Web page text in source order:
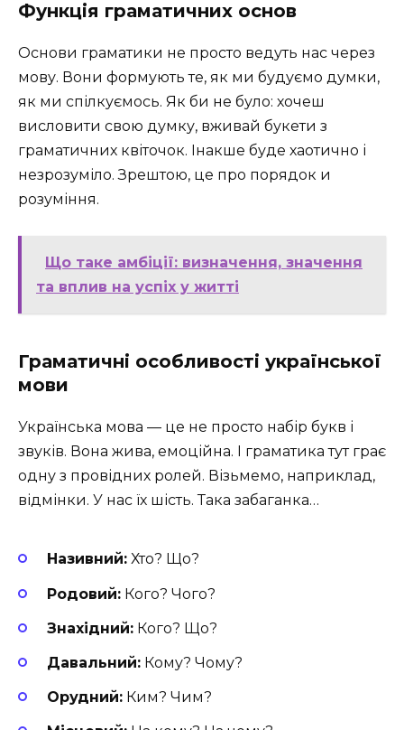
Функція граматичних основ
Основи граматики не просто ведуть нас через
мову. Вони формують те, як ми будуємо думки,
як ми спілкуємось. Як би не було: хочеш
висловити свою думку, вживай букети з
граматичних квіточок. Інакше буде хаотично і
незрозуміло. Зрештою, це про порядок и
розуміння.
Що таке амбіції: визначення, значення
та вплив на успіх у житті
Граматичні особливості української
мови
Українська мова — це не просто набір букв і
звуків. Вона жива, емоційна. І граматика тут грає
одну з провідних ролей. Візьмемо, наприклад,
відмінки. У нас їх шість. Така забаганка…
Називний: Хто? Що?
Родовий: Кого? Чого?
Знахідний: Кого? Що?
Давальний: Кому? Чому?
Орудний: Ким? Чим?